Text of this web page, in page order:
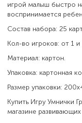
игрой малыш быстро
воспринимается
Состав набора: 25
Кол-во игроков: от 1
Материал: картон.
Упаковка: картонная
Размер упаковки:
Купить Игру Умнички
магазине